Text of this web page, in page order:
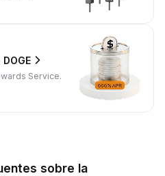
Service.
sobre la